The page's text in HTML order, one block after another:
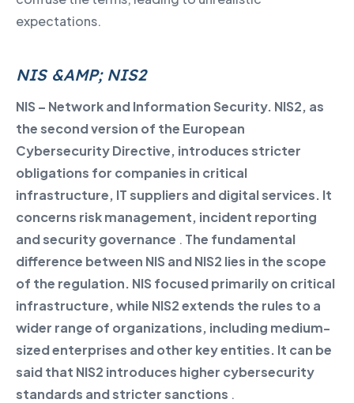
expectations.
NIS &AMP; NIS2
NIS – Network and Information Security. NIS2, as
the second version of the European
Cybersecurity Directive, introduces stricter
obligations for companies in critical
infrastructure, IT suppliers and digital services. It
concerns risk management, incident reporting
and security governance . The fundamental
difference between NIS and NIS2 lies in the scope
of the regulation. NIS focused primarily on critical
infrastructure, while NIS2 extends the rules to a
wider range of organizations, including medium-
sized enterprises and other key entities. It can be
said that NIS2 introduces higher cybersecurity
standards and stricter sanctions .